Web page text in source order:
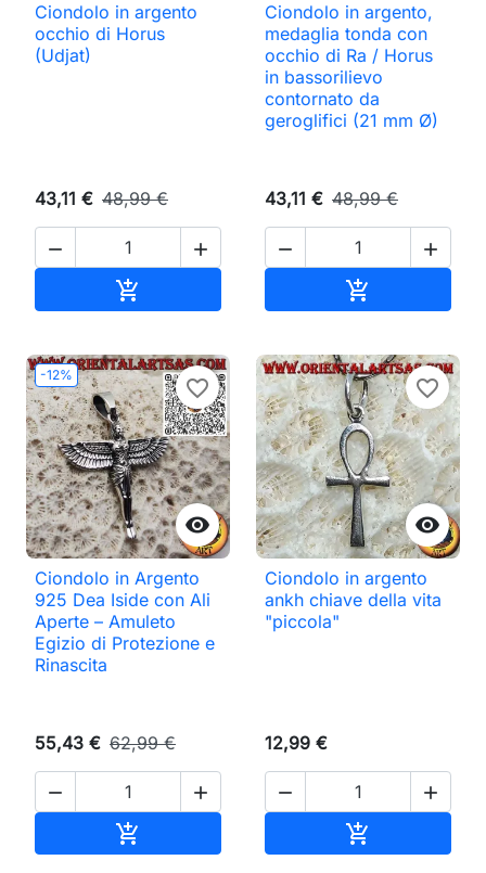
Ciondolo in argento
occhio di Horus
(Udjat)
43,11 € 48,99 €
 

Ciondolo in argento,
medaglia tonda con
occhio di Ra / Horus
in bassorilievo
contornato da
geroglifici (21 mm Ø)
43,11 € 48,99 €
 

-12%

favorite_border
Ciondolo in Argento
925 Dea Iside con Ali
Aperte – Amuleto
Egizio di Protezione e
Rinascita
55,43 € 62,99 €
 


favorite_border
Ciondolo in argento
ankh chiave della vita
"piccola"
12,99 €
 
